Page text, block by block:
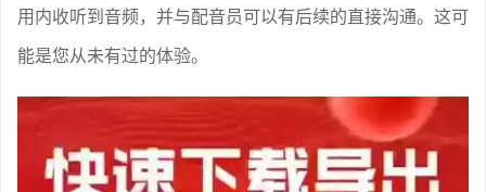
用内收听到音频，并与配音员可以有后续的直接沟通。这可
能是您从未有过的体验。